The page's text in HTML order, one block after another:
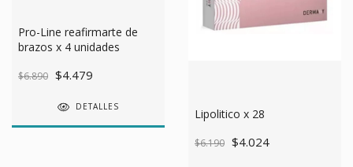
Pro-Line reafirmarte de
brazos x 4 unidades
$6.890 $4.479
DETALLES Lipolitico x 28
$6.190 $4.024